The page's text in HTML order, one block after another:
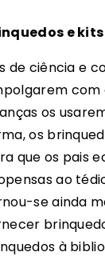
e kits
de ciência e
com
os
os
que os pais
ao
se ainda
à